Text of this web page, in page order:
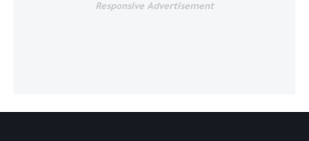
Responsive Advertisement